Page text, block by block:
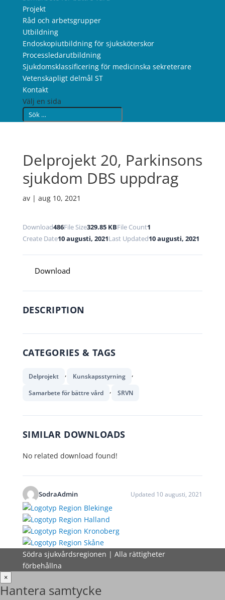
Projekt
Råd och arbetsgrupper
Utbildning
Endoskopiutbildning för sjuksköterskor
Processledarutbildning
Sjukdomsklassificering för medicinska sekreterare
Vetenskapligt delmål ST
Kontakt
Välj en sida
Delprojekt 20, Parkinsons
sjukdom DBS uppdrag
av | aug 10, 2021
Download486File Size329.85 KBFile Count1
Create Date10 augusti, 2021Last Updated10 augusti, 2021
Download
DESCRIPTION
CATEGORIES & TAGS
Delprojekt , Kunskapsstyrning ,
Samarbete för bättre vård , SRVN
SIMILAR DOWNLOADS
No related download found!
SodraAdmin Updated 10 augusti, 2021
Södra sjukvårdsregionen | Alla rättigheter
förbehållna
×
Hantera samtycke